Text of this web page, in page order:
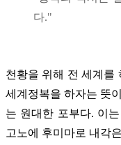
다."
천황을 위해 전 세계를
세계정복을 하자는 뜻
는 원대한 포부다. 이
고노에 후미마로 내각